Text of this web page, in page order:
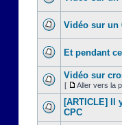
Vidéo sur un
Et pendant
Vidéo sur
[ Aller vers la
[ARTICLE] Il
CPC